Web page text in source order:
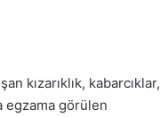
kızarıklık, kabarcıklar,
egzama görülen